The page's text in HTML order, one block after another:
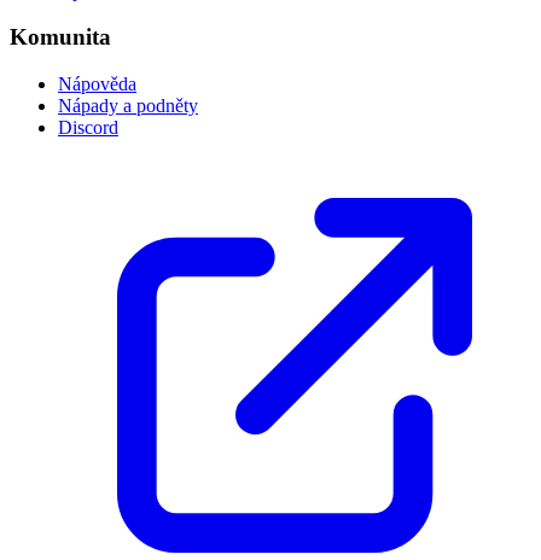
Komunita
Nápověda
Nápady a podněty
Discord